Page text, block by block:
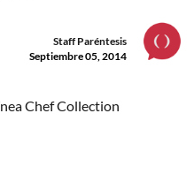
Staff Paréntesis
Septiembre 05, 2014